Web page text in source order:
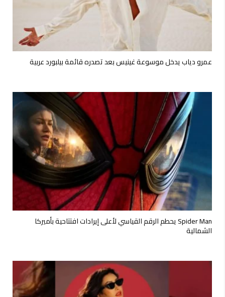
عمرو دياب يدخل موسوعة غينيس بعد تصدره قائمة بيلبورد عربية
Spider Man يحطم الرقم القياسي لأعلى إيرادات افتتاحية بأميركا
الشمالية